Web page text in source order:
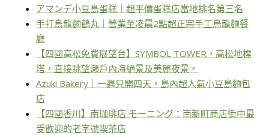
アマンデ小豆島蛋糕｜超平價蛋糕店當地排名第三名
手打烏龍麵鶴丸｜營業至凌晨2點超正宗手工烏龍麵餐
廳
【四國高松免費展望台】SYMBOL TOWER，高松地標
塔，直接眺望瀨戶內海絕景及美麗夜景。
Azuki Bakery｜一週只開四天，島內超人氣小豆島麵包
店
【四國香川】南珈琲店 モーニング：南新町商店街中最
受歡迎的老字號喫茶店